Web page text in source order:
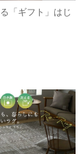
「ギフト」はじ